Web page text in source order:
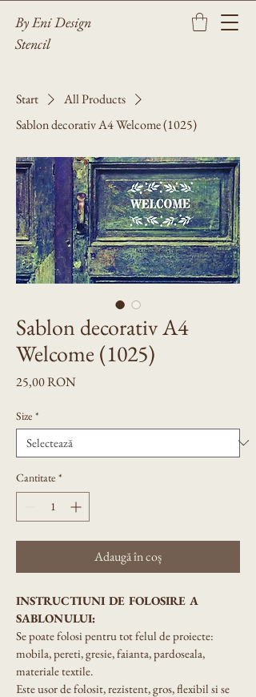
By Eni Design
Stencil
Start
All Products
Sablon decorativ A4 Welcome (1025)
Sablon decorativ A4
Welcome (1025)
25,00 RONPreț
Size *
Cantitate *
Adaugă în coș
INSTRUCTIUNI DE FOLOSIRE A
SABLONULUI:
Se poate folosi pentru tot felul de proiecte:
mobila, pereti, gresie, faianta, pardoseala,
materiale textile.
Este usor de folosit, rezistent, gros, flexibil si se